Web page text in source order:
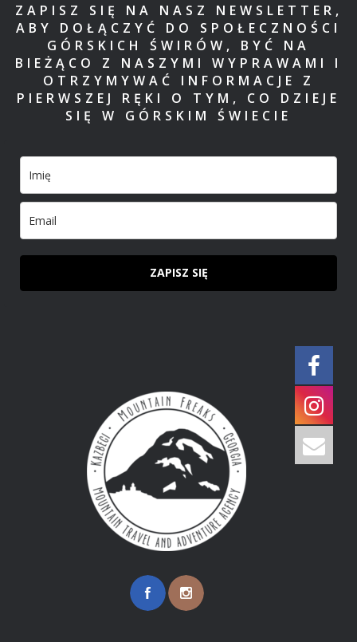
ZAPISZ SIĘ NA NASZ NEWSLETTER,
ABY DOŁĄCZYĆ DO SPOŁECZNOŚCI
GÓRSKICH ŚWIRÓW, BYĆ NA
BIEŻĄCO Z NASZYMI WYPRAWAMI I
OTRZYMYWAĆ INFORMACJE Z
PIERWSZEJ RĘKI O TYM, CO DZIEJE
SIĘ W GÓRSKIM ŚWIECIE
ZAPISZ SIĘ